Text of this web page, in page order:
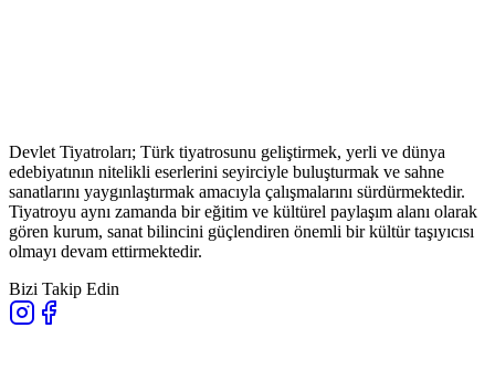
Devlet Tiyatroları; Türk tiyatrosunu geliştirmek, yerli ve dünya
edebiyatının nitelikli eserlerini seyirciyle buluşturmak ve sahne
sanatlarını yaygınlaştırmak amacıyla çalışmalarını sürdürmektedir.
Tiyatroyu aynı zamanda bir eğitim ve kültürel paylaşım alanı olarak
gören kurum, sanat bilincini güçlendiren önemli bir kültür taşıyıcısı
olmayı devam ettirmektedir.
Bizi Takip Edin